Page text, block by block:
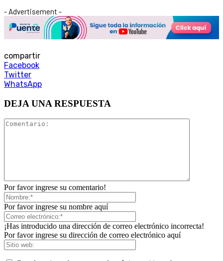
- Advertisement -
compartir
Facebook
Twitter
WhatsApp
DEJA UNA RESPUESTA
Por favor ingrese su comentario!
Por favor ingrese su nombre aquí
¡Has introducido una dirección de correo electrónico incorrecta!
Por favor ingrese su dirección de correo electrónico aquí